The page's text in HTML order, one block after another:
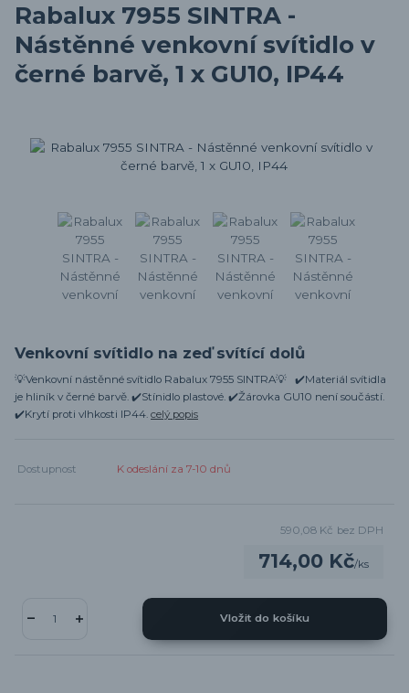
Rabalux 7955 SINTRA -
Nástěnné venkovní svítidlo v
černé barvě, 1 x GU10, IP44
Venkovní svítidlo na zeď svítící dolů
💡Venkovní nástěnné svítidlo Rabalux 7955 SINTRA💡 ✔️Materiál svítidla
je hliník v černé barvě. ✔️Stínidlo plastové. ✔️Žárovka GU10 není součástí.
✔️Krytí proti vlhkosti IP44. celý popis
Dostupnost K odeslání za 7-10 dnů
714,00 Kč/ks
590,08 Kč bez DPH
Vložit do košíku